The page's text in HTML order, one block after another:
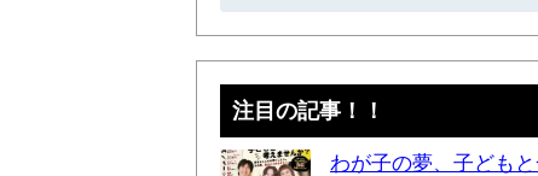
注目の記事！！
わが子の夢、子ども